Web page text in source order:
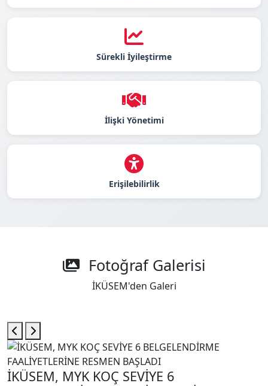
Sürekli İyileştirme
İlişki Yönetimi
Erişilebilirlik
Fotoğraf Galerisi
İKÜSEM'den Galeri
İKÜSEM, MYK KOÇ SEVİYE 6